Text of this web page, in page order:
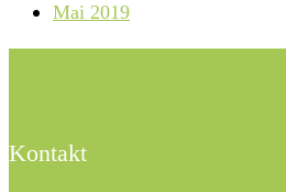
Mai 2019
Kontakt